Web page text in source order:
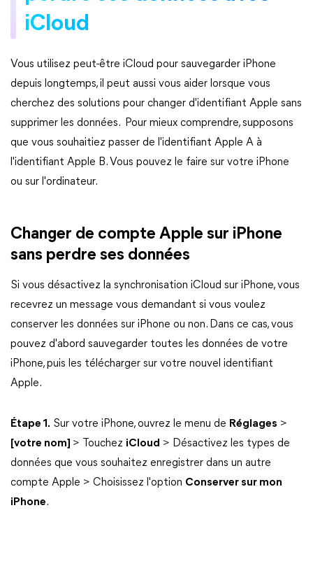
iCloud
Vous utilisez peut-être iCloud pour sauvegarder iPhone
depuis longtemps, il peut aussi vous aider lorsque vous
cherchez des solutions pour changer d'identifiant Apple sans
supprimer les données. Pour mieux comprendre, supposons
que vous souhaitiez passer de l'identifiant Apple A à
l'identifiant Apple B. Vous pouvez le faire sur votre iPhone
ou sur l'ordinateur.
Changer de compte Apple sur iPhone
sans perdre ses données
Si vous désactivez la synchronisation iCloud sur iPhone, vous
recevrez un message vous demandant si vous voulez
conserver les données sur iPhone ou non. Dans ce cas, vous
pouvez d'abord sauvegarder toutes les données de votre
iPhone, puis les télécharger sur votre nouvel identifiant
Apple.
Étape 1. Sur votre iPhone, ouvrez le menu de Réglages >
[votre nom] > Touchez iCloud > Désactivez les types de
données que vous souhaitez enregistrer dans un autre
compte Apple > Choisissez l'option Conserver sur mon
iPhone.